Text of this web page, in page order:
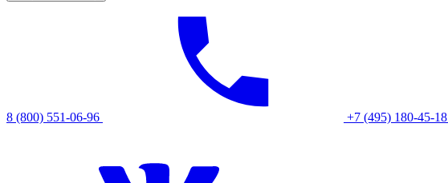
8 (800) 551-06-96 +7 (495) 180-45-18